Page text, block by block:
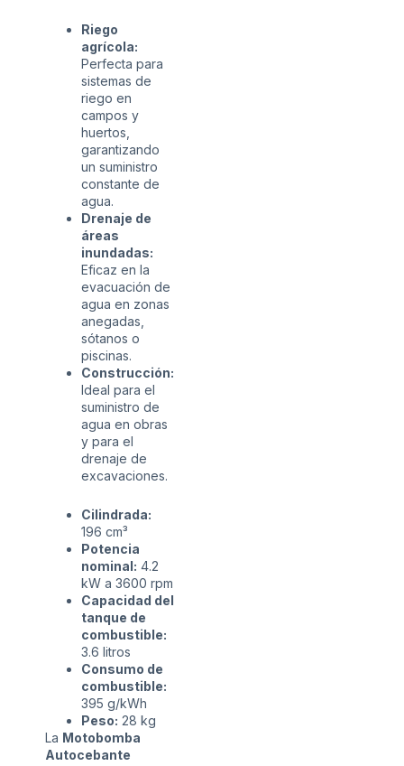
Riego
agrícola:
Perfecta para
sistemas de
riego en
campos y
huertos,
garantizando
un suministro
constante de
agua.
Drenaje de
áreas
inundadas:
Eficaz en la
evacuación de
agua en zonas
anegadas,
sótanos o
piscinas.
Construcción:
Ideal para el
suministro de
agua en obras
y para el
drenaje de
excavaciones.
Cilindrada:
196 cm³
Potencia
nominal: 4.2
kW a 3600 rpm
Capacidad del
tanque de
combustible:
3.6 litros
Consumo de
combustible:
395 g/kWh
Peso: 28 kg
La Motobomba
Autocebante